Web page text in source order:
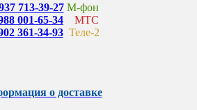
713-39-27М-фон
001-65-34 МТС
361-34-93 Теле-2
о доставке